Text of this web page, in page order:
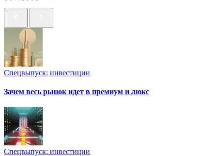
Спецвыпуск: инвестиции
Зачем весь рынок идет в премиум и люкс
Спецвыпуск: инвестиции